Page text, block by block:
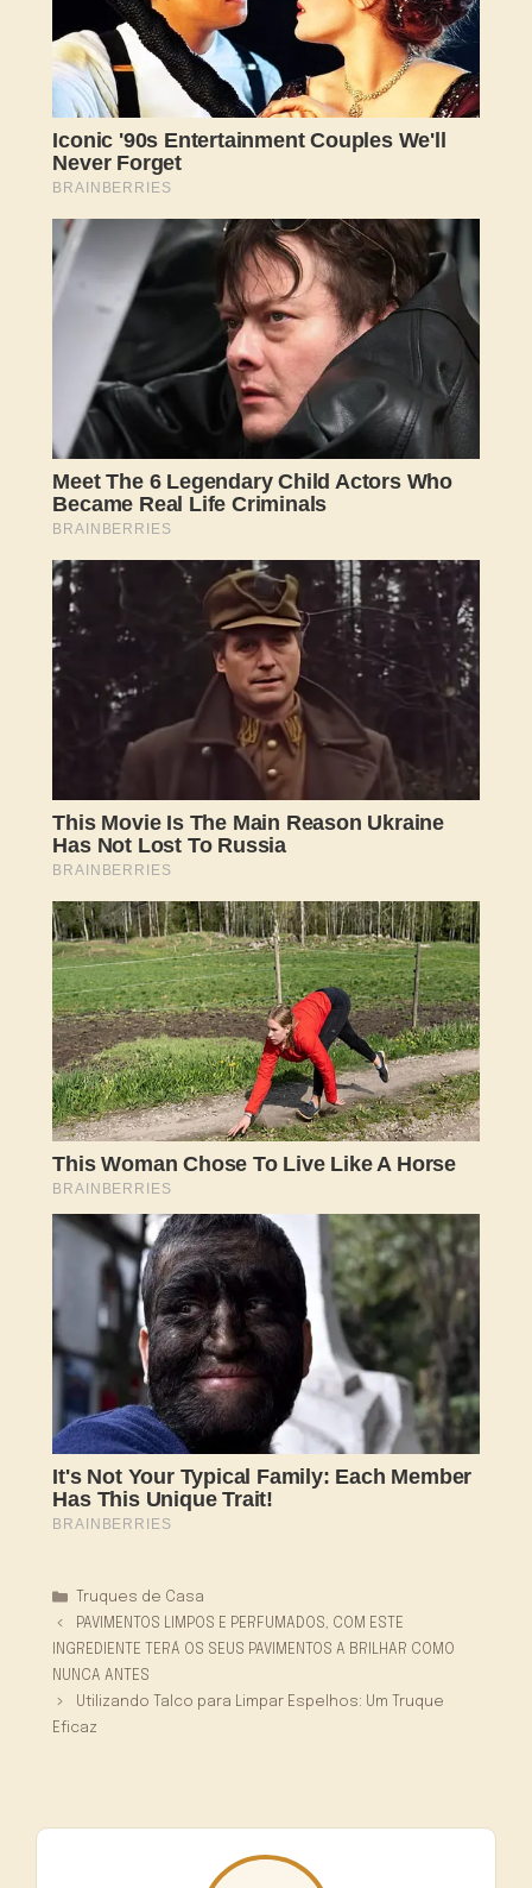
Categorias
Truques de Casa
PAVIMENTOS LIMPOS E PERFUMADOS, COM ESTE
INGREDIENTE TERÁ OS SEUS PAVIMENTOS A BRILHAR COMO
NUNCA ANTES
Utilizando Talco para Limpar Espelhos: Um Truque
Eficaz